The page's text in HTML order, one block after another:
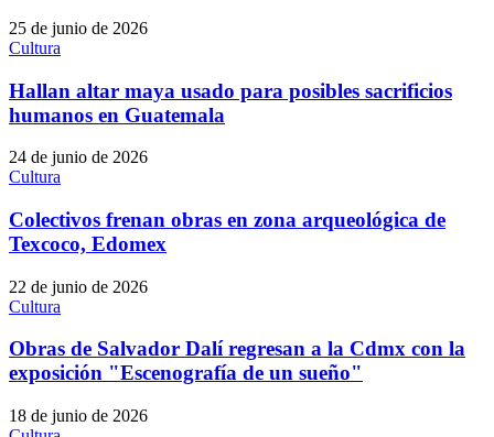
25 de junio de 2026
Cultura
Hallan altar maya usado para posibles sacrificios
humanos en Guatemala
24 de junio de 2026
Cultura
Colectivos frenan obras en zona arqueológica de
Texcoco, Edomex
22 de junio de 2026
Cultura
Obras de Salvador Dalí regresan a la Cdmx con la
exposición "Escenografía de un sueño"
18 de junio de 2026